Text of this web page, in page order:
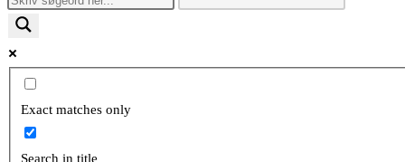
Exact matches only
Search in title